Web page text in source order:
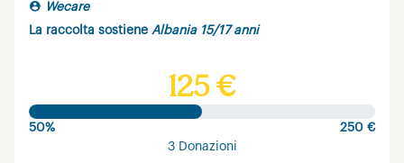
Wecare
La raccolta sostiene Albania 15/17 anni
125 €
50%
250 €
3 Donazioni